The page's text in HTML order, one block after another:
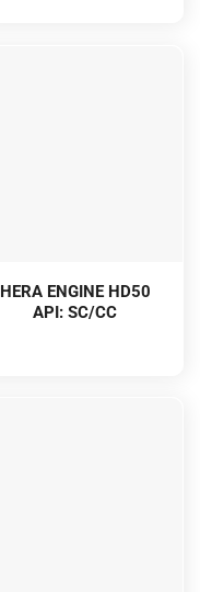
HERA ENGINE HD50
API: SC/CC